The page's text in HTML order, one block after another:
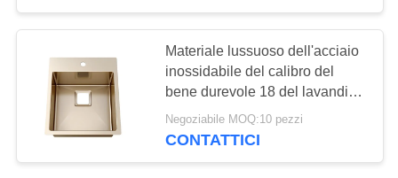
Lavandino di acciaio
inossidabile di PVD
Materiale lussuoso dell'acciaio
inossidabile del calibro del
bene durevole 18 del lavandino
del bagno
Negoziabile MOQ:10 pezzi
CONTATTICI